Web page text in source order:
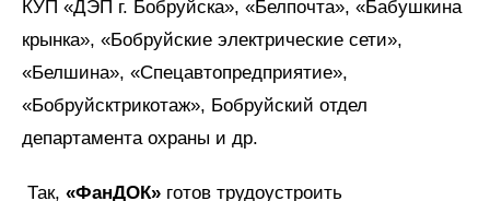
КУП «ДЭП г. Бобруйска», «Белпочта», «Бабушкина
крынка», «Бобруйские электрические сети»,
«Белшина», «Спецавтопредприятие»,
«Бобруйсктрикотаж», Бобруйский отдел
департамента охраны и др.
Так, «ФанДОК» готов трудоустроить